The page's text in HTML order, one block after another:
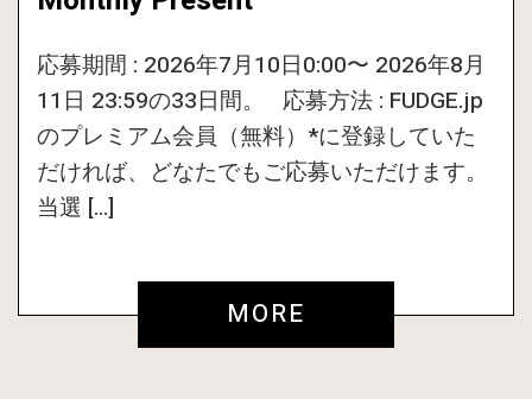
応募期間 : 2026年7月10日0:00〜 2026年8月
11日 23:59の33日間。 応募方法 : FUDGE.jp
のプレミアム会員（無料）*に登録していた
だければ、どなたでもご応募いただけます。
当選 […]
MORE